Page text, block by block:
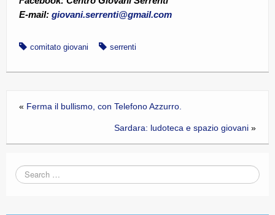
E-mail: giovani.serrenti@gmail.com
comitato giovani serrenti
« Ferma il bullismo, con Telefono Azzurro.
Sardara: ludoteca e spazio giovani »